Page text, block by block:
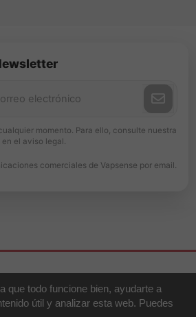
momento. Para ello, consulte nuestra
el aviso legal.
comerciales de Vapsense por email.
que todo funcione bien, ayudarte a
útil y analizar esta web. Puedes